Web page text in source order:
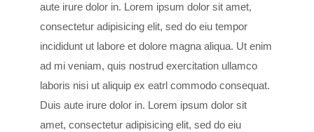
aute irure dolor in. Lorem ipsum dolor sit amet,
consectetur adipisicing elit, sed do eiu tempor
incididunt ut labore et dolore magna aliqua. Ut enim
ad mi veniam, quis nostrud exercitation ullamco
laboris nisi ut aliquip ex eatrl commodo consequat.
Duis aute irure dolor in. Lorem ipsum dolor sit
amet, consectetur adipisicing elit, sed do eiu